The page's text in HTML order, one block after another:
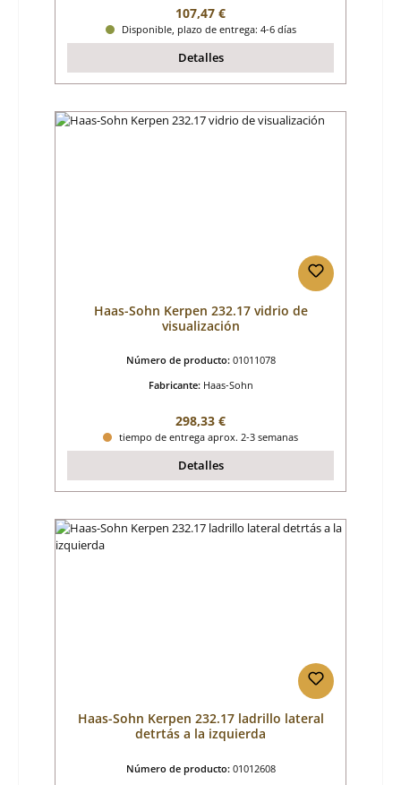
Precio normal:
107,47 €
Disponible, plazo de entrega: 4-6 días
Detalles
Haas-Sohn Kerpen 232.17 vidrio de
visualización
Número de producto: 01011078
Fabricante: Haas-Sohn
Precio normal:
298,33 €
tiempo de entrega aprox. 2-3 semanas
Detalles
Haas-Sohn Kerpen 232.17 ladrillo lateral
detrtás a la izquierda
Número de producto: 01012608